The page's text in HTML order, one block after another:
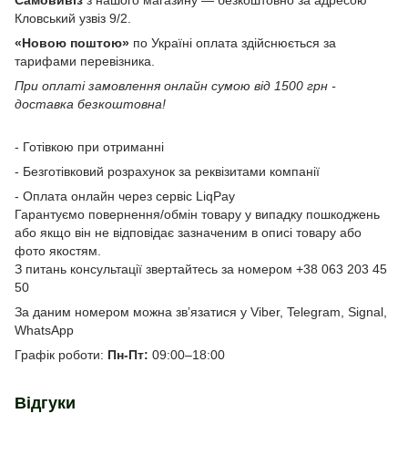
Кловський узвіз 9/2.
«Новою поштою» по Україні оплата здійснюється за
тарифами перевізника.
При оплаті замовлення онлайн сумою від 1500 грн -
доставка безкоштовна!
- Готівкою при отриманні
- Безготівковий розрахунок за реквізитами компанії
- Оплата онлайн через сервіс LiqPay
Гарантуємо повернення/обмін товару у випадку пошкоджень
або якщо він не відповідає зазначеним в описі товару або
фото якостям.
З питань консультації звертайтесь за номером +38 063 203 45
50
За даним номером можна звʼязатися у Viber, Telegram, Signal,
WhatsApp
Графік роботи: Пн-Пт: 09:00–18:00
Відгуки